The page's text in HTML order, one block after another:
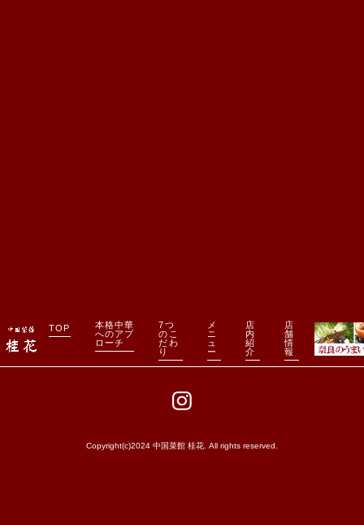
TOP
本格中華
へのアプ
ローチ
7つ
のこ
だわ
り
メ
ニ
ュ
ー
店
内
紹
介
店
舗
情
報
Copyright(c)2024 中国菜館 桂花. All rights reserved.